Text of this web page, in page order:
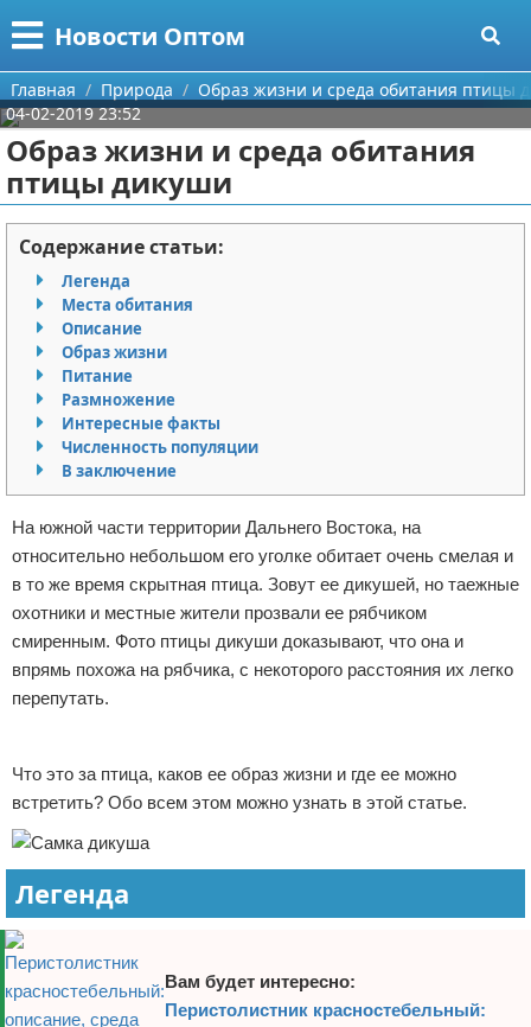
Новости Оптом
Меню
Главная
Категории
Информационные технологии
Автомобили
Знаменитости
Политика
Природа
Философия
Экономика
Разное
Поиск
О проекте
Контакты
Сотрудничество
Размещение рекламы
Для правообладателей
Отказ от ответственности
Главная Природа
Образ жизни и среда обитания птицы
04-02-2019 23:52
Образ жизни и среда обитания
птицы дикуши
Содержание статьи:
Легенда
Места обитания
Описание
Образ жизни
Питание
Размножение
Интересные факты
Численность популяции
В заключение
На южной части территории Дальнего Востока, на
относительно небольшом его уголке обитает очень смелая и
в то же время скрытная птица. Зовут ее дикушей, но таежные
охотники и местные жители прозвали ее рябчиком
смиренным. Фото птицы дикуши доказывают, что она и
впрямь похожа на рябчика, с некоторого расстояния их легко
перепутать.
Что это за птица, каков ее образ жизни и где ее можно
встретить? Обо всем этом можно узнать в этой статье.
Легенда
Вам будет интересно:
Перистолистник красностебельный: